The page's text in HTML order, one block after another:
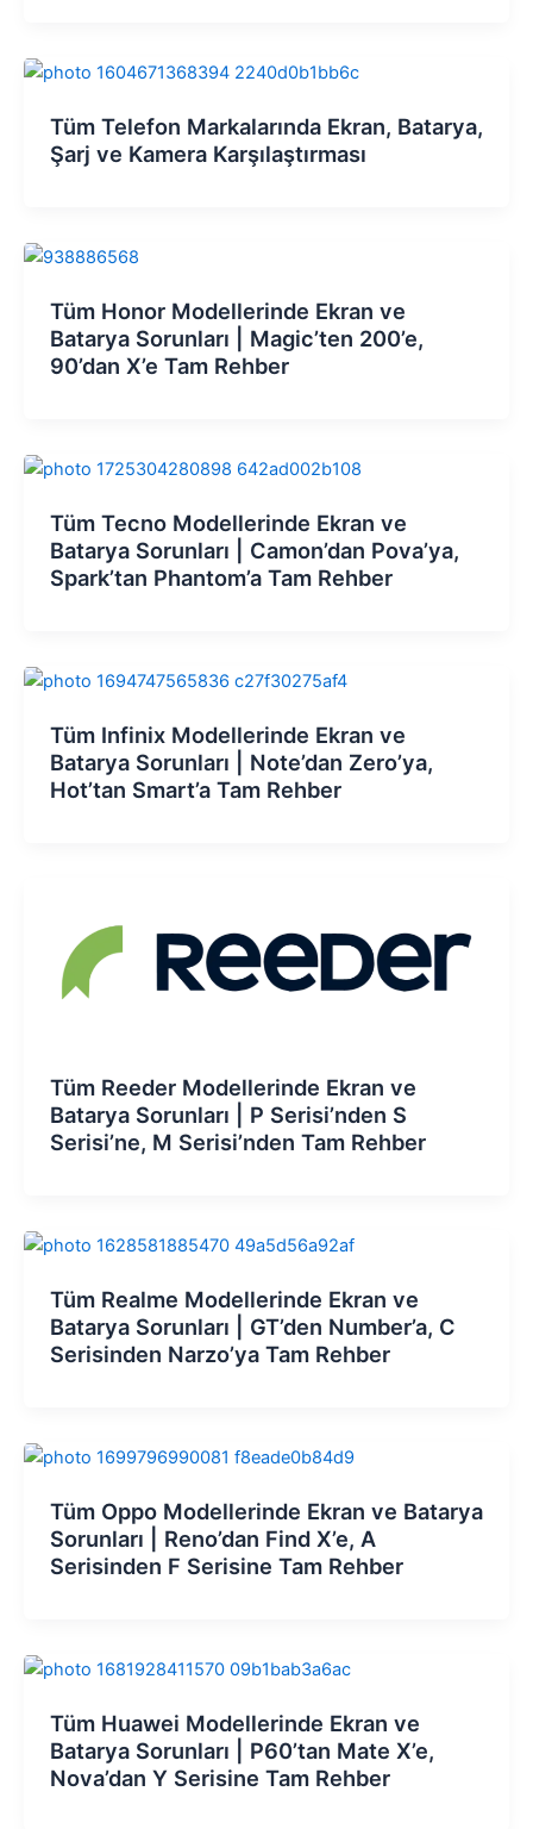
Tüm Telefon Markalarında Ekran, Batarya,
Şarj ve Kamera Karşılaştırması
Tüm Honor Modellerinde Ekran ve
Batarya Sorunları | Magic’ten 200’e,
90’dan X’e Tam Rehber
Tüm Tecno Modellerinde Ekran ve
Batarya Sorunları | Camon’dan Pova’ya,
Spark’tan Phantom’a Tam Rehber
Tüm Infinix Modellerinde Ekran ve
Batarya Sorunları | Note’dan Zero’ya,
Hot’tan Smart’a Tam Rehber
Tüm Reeder Modellerinde Ekran ve
Batarya Sorunları | P Serisi’nden S
Serisi’ne, M Serisi’nden Tam Rehber
Tüm Realme Modellerinde Ekran ve
Batarya Sorunları | GT’den Number’a, C
Serisinden Narzo’ya Tam Rehber
Tüm Oppo Modellerinde Ekran ve Batarya
Sorunları | Reno’dan Find X’e, A
Serisinden F Serisine Tam Rehber
Tüm Huawei Modellerinde Ekran ve
Batarya Sorunları | P60’tan Mate X’e,
Nova’dan Y Serisine Tam Rehber